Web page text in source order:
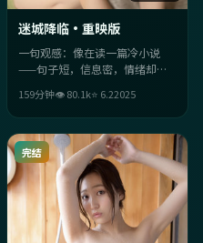
迷城降临·重映版
一句观感：像在读一篇冷小说
——句子短，信息密，情绪却迟
版》的惊悚气质偏压抑，适合深
夜观看。
159分钟👁80.1k⭐ 6.22025
完结